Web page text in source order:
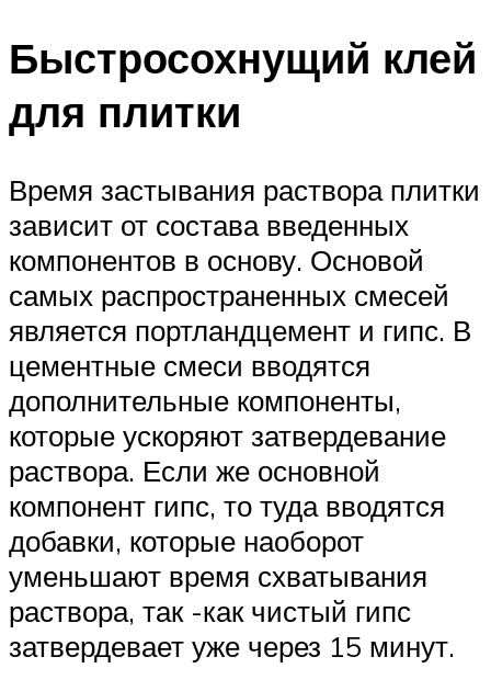
Быстросохнущий клей
для плитки
Время застывания раствора плитки
зависит от состава введенных
компонентов в основу. Основой
самых распространенных смесей
является портландцемент и гипс. В
цементные смеси вводятся
дополнительные компоненты,
которые ускоряют затвердевание
раствора. Если же основной
компонент гипс, то туда вводятся
добавки, которые наоборот
уменьшают время схватывания
раствора, так -как чистый гипс
затвердевает уже через 15 минут.